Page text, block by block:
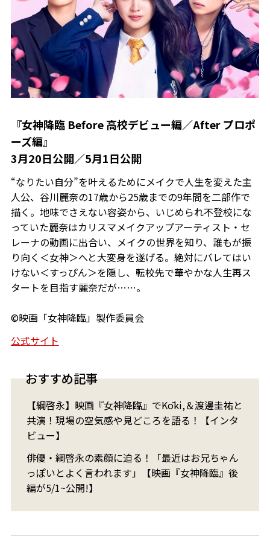
『女神降臨 Before 高校デビュー編／After プロポ
ーズ編』
3月20日公開／5月1日公開
“なりたい自分”を叶えるためにメイクで人生を変えた主
人公、谷川麗奈の17歳から25歳までの9年間を二部作で
描く。地味でさえない容姿から、いじめられ不登校にな
っていた麗奈はカリスマメイクアップアーティスト・セ
レーナの動画に出合い、メイクの世界を知り、誰もが振
り向く＜女神＞へと大変身を遂げる。絶対にバレてはい
けない＜すっぴん＞を隠し、転校先で華やかな人生再ス
タートを目指す麗奈だが……。
©映画「女神降臨」製作委員会
公式サイト
おすすめ記事
【綱啓永】映画『女神降臨』でKōki,＆渡邊圭祐と
共演！現場の空気感や見どころを語る！【インタ
ビュー】
俳優・綱啓永の素顔に迫る！「最近はお兄ちゃん
っぽいとよく言われます」【映画『女神降臨』後
編が5/1~公開!】